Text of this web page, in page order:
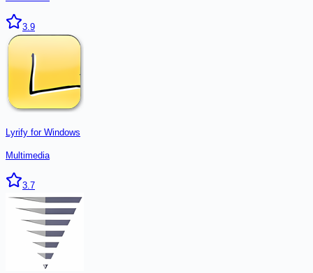
3.9
Lyrify for Windows
Multimedia
3.7